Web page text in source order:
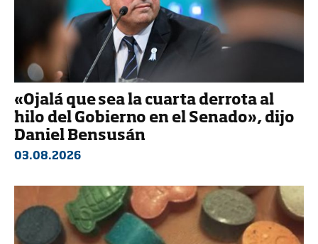
«Ojalá que sea la cuarta derrota al
hilo del Gobierno en el Senado», dijo
Daniel Bensusán
03.08.2026